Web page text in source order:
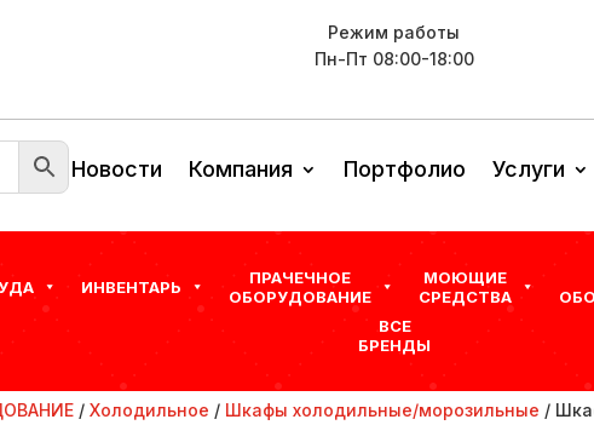
Режим работы
Пн-Пт 08:00-18:00
Новости Компания Портфолио Услуги
ИНВЕНТАРЬ
ПРАЧЕЧНОЕ
ОБОРУДОВАНИЕ
МОЮЩИЕ
СРЕДСТВА
ВСЕ
БРЕНДЫ
/Холодильное / Шкафы холодильные/морозильные /